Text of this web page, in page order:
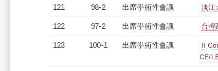
121 98-2 出席學術性會議 淡江
122 97-2 出席學術性會議 台灣
123 100-1 出席學術性會議
II
CE/